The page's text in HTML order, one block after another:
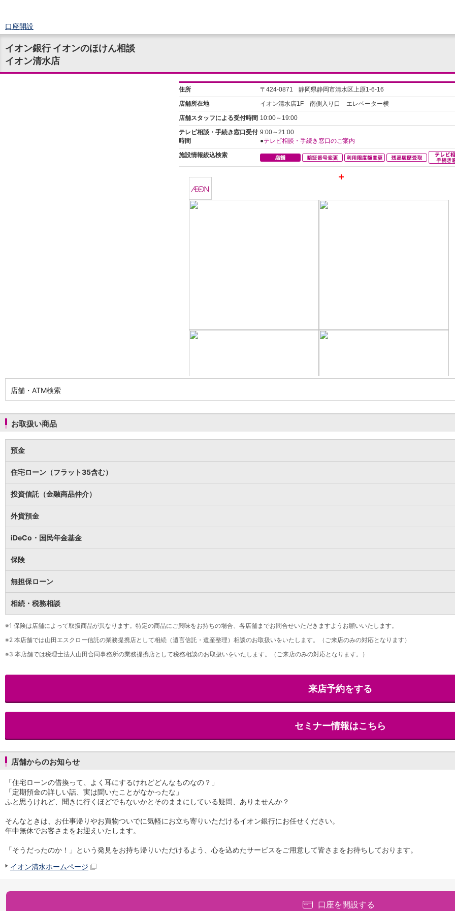
口座開設
ログイン
チャット
メニュー
商品・サービス
新規お借入れの方
お借換えの方
フラット35
リ・バース60
カードローン
目的別ローンマイページ
保険
保険TOP
医療保険
就業不能保険
海外旅行保険
国内旅行傷害保険
スマホ保険
傷害保険
介護保険
カード
クレジットカード
デビットカード
インターネットバンキング
アプリ
イオン銀行アプリ TOP
AEON Pay
AEON Pay
口座振替サービス
自動入金サービス
スマホ決済アプリ
公営競技
サービス
Myステージ
相続・税務のご相談
セキュリティ
インボイス
金利
イオン銀行 イオンのほけん相談
イオン清水店
店舗・ATM検索
お取扱い商品
預金
住宅ローン（フラット35含む）
投資信託（金融商品仲介）
外貨預金
iDeCo・国民年金基金
保険
無担保ローン
相続・税務相談
※1 保険は店舗によって取扱商品が異なります。特定の商品にご興味をお持ちの場合、各店舗までお問合せいただきますようお願いいたします。
※2 本店舗では山田エスクロー信託の業務提携店として相続（遺言信託・遺産整理）相談のお取扱いをいたします。（ご来店のみの対応となります）
※3 本店舗では税理士法人山田合同事務所の業務提携店として税務相談のお取扱いをいたします。（ご来店のみの対応となります。）
来店予約をする
セミナー情報はこちら
店舗からのお知らせ
「住宅ローンの借換って、よく耳にするけれどどんなものなの？」
「定期預金の詳しい話、実は聞いたことがなかったな」
ふと思うけれど、聞きに行くほどでもないかとそのままにしている疑問、ありませんか？
そんなときは、お仕事帰りやお買物ついでに気軽にお立ち寄りいただけるイオン銀行にお任せください。
年中無休でお客さまをお迎えいたします。
「そうだったのか！」という発見をお持ち帰りいただけるよう、心を込めたサービスをご用意して皆さまをお待ちしております。
イオン清水ホームページ
口座を開設する